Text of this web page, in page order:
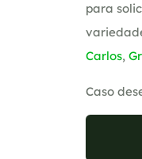
para
Carlos,
Caso